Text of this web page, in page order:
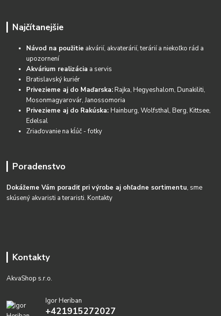
Najčítanejšie
Návod na použitie akvárií, akvaterárií, terárií a niekoľko rád a
upozornení
Akvárium realizácia a servis
Bratislavský kuriér
Privezieme aj do Maďarska:Rajka, Hegyeshalom, Dunakiliti,
Mosonmagyarovár, Janossomoria
Privezieme aj do Rakúska:Hainburg, Wolfsthal, Berg, Kittsee,
Edelsal
Zriaďovanie na kĺúč - fotky
Poradenstvo
Dokážeme Vám poradiť pri výrobe aj ohľadne sortimentu, sme
skúsený akvaristi a teraristi.Kontakty
Kontakty
AkvaShop s.r.o.
Igor Heriban
+421915272027